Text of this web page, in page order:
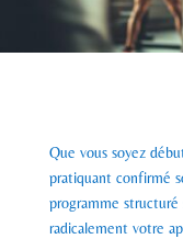
Que vous soyez
pratiquant confirmé
programme
radicalement votre